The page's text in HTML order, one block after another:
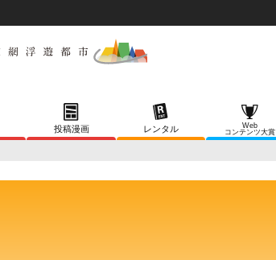
投稿漫画 レンタル
Web
コンテンツ大賞